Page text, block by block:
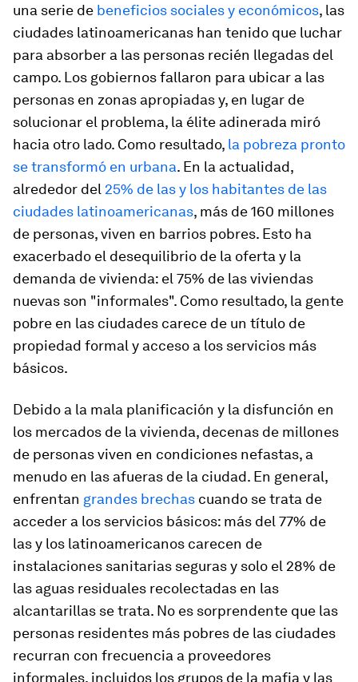
una serie de beneficios sociales y económicos, las
ciudades latinoamericanas han tenido que luchar
para absorber a las personas recién llegadas del
campo. Los gobiernos fallaron para ubicar a las
personas en zonas apropiadas y, en lugar de
solucionar el problema, la élite adinerada miró
hacia otro lado. Como resultado, la pobreza pronto
se transformó en urbana. En la actualidad,
alrededor del 25% de las y los habitantes de las
ciudades latinoamericanas, más de 160 millones
de personas, viven en barrios pobres. Esto ha
exacerbado el desequilibrio de la oferta y la
demanda de vivienda: el 75% de las viviendas
nuevas son "informales". Como resultado, la gente
pobre en las ciudades carece de un título de
propiedad formal y acceso a los servicios más
básicos.
Debido a la mala planificación y la disfunción en
los mercados de la vivienda, decenas de millones
de personas viven en condiciones nefastas, a
menudo en las afueras de la ciudad. En general,
enfrentan grandes brechas cuando se trata de
acceder a los servicios básicos: más del 77% de
las y los latinoamericanos carecen de
instalaciones sanitarias seguras y solo el 28% de
las aguas residuales recolectadas en las
alcantarillas se trata. No es sorprendente que las
personas residentes más pobres de las ciudades
recurran con frecuencia a proveedores
informales, incluidos los grupos de la mafia y las